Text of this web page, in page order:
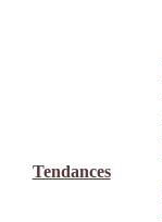
Tendances